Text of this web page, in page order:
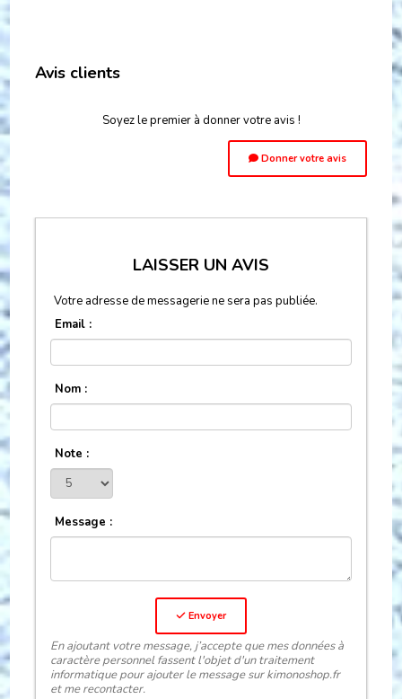
Avis clients
Soyez le premier à donner votre avis !
Donner votre avis
LAISSER UN AVIS
Votre adresse de messagerie ne sera pas publiée.
Email :
Nom :
Note :
Message :
Envoyer
En ajoutant votre message, j’accepte que mes données à
caractère personnel fassent l'objet d'un traitement
informatique pour ajouter le message sur kimonoshop.fr
et me recontacter.